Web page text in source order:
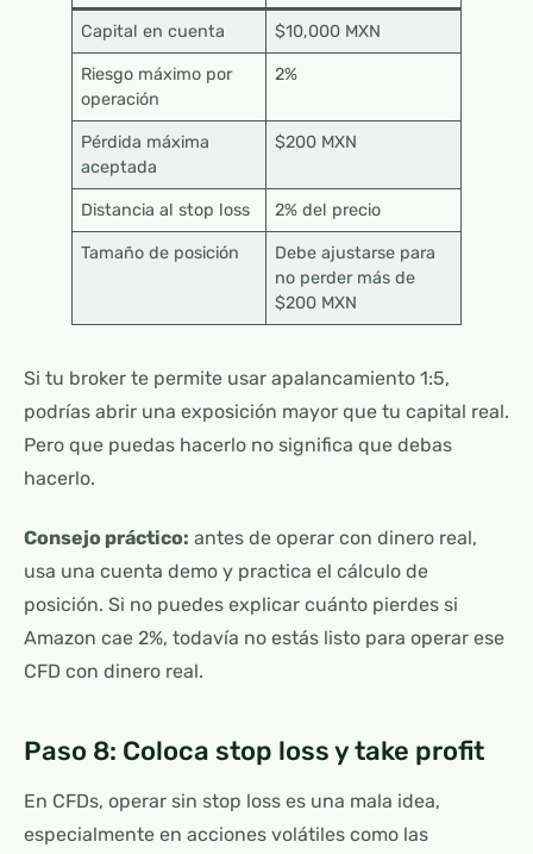
Capital en cuenta $10,000 MXN
Riesgo máximo por
operación
2%
Pérdida máxima
aceptada
$200 MXN
Distancia al stop loss 2% del precio
Tamaño de posición
Debe ajustarse para
no perder más de
$200 MXN
Si tu broker te permite usar apalancamiento 1:5,
podrías abrir una exposición mayor que tu capital real.
Pero que puedas hacerlo no significa que debas
hacerlo.
Consejo práctico: antes de operar con dinero real,
usa una cuenta demo y practica el cálculo de
posición. Si no puedes explicar cuánto pierdes si
Amazon cae 2%, todavía no estás listo para operar ese
CFD con dinero real.
Paso 8: Coloca stop loss y take profit
En CFDs, operar sin stop loss es una mala idea,
especialmente en acciones volátiles como las